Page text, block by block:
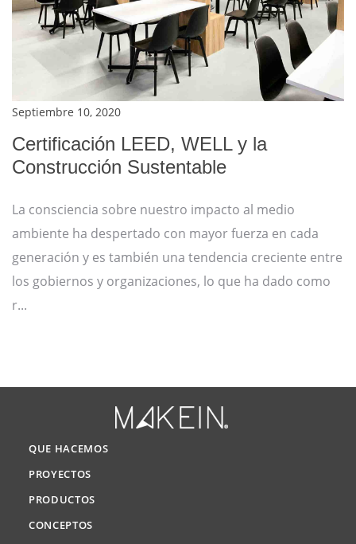
Septiembre 10, 2020
Certificación LEED, WELL y la
Construcción Sustentable
La consciencia sobre nuestro impacto al medio
ambiente ha despertado con mayor fuerza en cada
generación y es también una tendencia creciente entre
los gobiernos y organizaciones, lo que ha dado como
r...
QUE HACEMOS
PROYECTOS
PRODUCTOS
CONCEPTOS